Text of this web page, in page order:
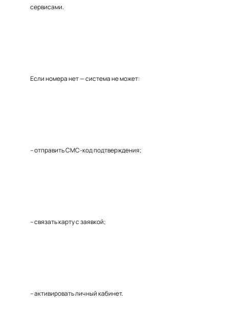
сервисами.
Если номера нет — система не может:
– отправить СМС-код подтверждения;
– связать карту с заявкой;
– активировать личный кабинет.